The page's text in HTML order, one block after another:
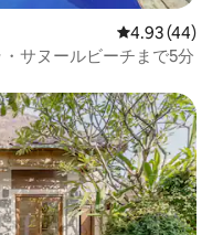
レビュー44
4.93 (44)
サヌールビーチまで5分